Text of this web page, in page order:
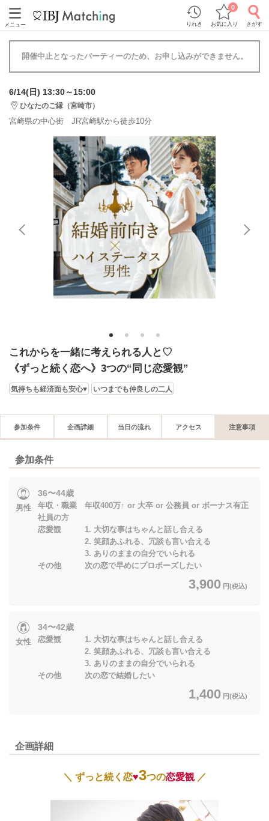
メニュー りれき お気に入り
0
さがす
開催中止となったパーティーのため、お申し込みができません。
6/14(日) 13:30～15:00
ひなたのご縁（宮崎市）
宮崎県の中心街 JR宮崎駅から徒歩10分
1 2 3 4
これからを一緒に考えられる人と♡
《ずっと続く恋へ》3つの“同じ恋愛観”
気持ちも経済面も安心♥ いつまでも仲良しの二人
参加条件 企画詳細 当日の流れ アクセス 注意事項
参加条件
男性
36〜44歳
年収・職業 年収400万↑ or 大卒 or 公務員 or ボーナス有正
社員の方
恋愛観 1. 大切な事はちゃんと話し合える
2. 笑顔あふれる、冗談も言い合える
3. ありのままの自分でいられる
その他 次の恋で早めにプロポーズしたい
3,900 円(税込)
女性
34〜42歳
恋愛観 1. 大切な事はちゃんと話し合える
2. 笑顔あふれる、冗談も言い合える
3. ありのままの自分でいられる
その他 次の恋で結婚したい
1,400 円(税込)
企画詳細
＼ ずっと続く恋♥3つの恋愛観 ／